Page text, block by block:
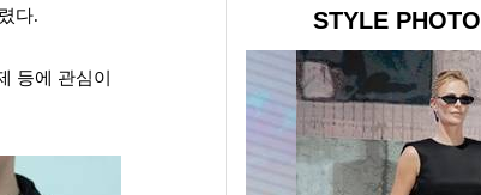
다.
등에 관심이
STYLE PHOTO